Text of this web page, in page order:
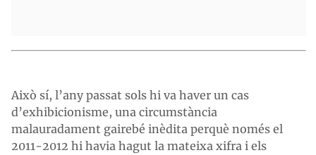
Això sí, l’any passat sols hi va haver un cas
d’exhibicionisme, una circumstància
malauradament gairebé inèdita perquè només el
2011-2012 hi havia hagut la mateixa xifra i els